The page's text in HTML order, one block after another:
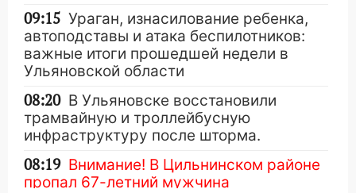
09:15 Ураган, изнасилование ребенка,
автоподставы и атака беспилотников:
важные итоги прошедшей недели в
Ульяновской области
08:20 В Ульяновске восстановили
трамвайную и троллейбусную
инфраструктуру после шторма.
08:19 Внимание! В Цильнинском районе
пропал 67-летний мужчина